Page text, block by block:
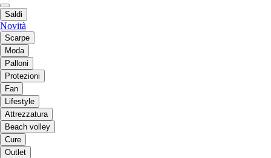
Saldi
Novità
Scarpe
Moda
Palloni
Protezioni
Fan
Lifestyle
Attrezzatura
Beach volley
Cure
Outlet